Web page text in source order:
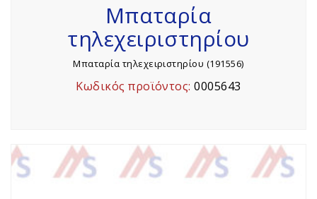
Μπαταρία
τηλεχειριστηρίου
Μπαταρία τηλεχειριστηρίου (191556)
Κωδικός προϊόντος:0005643